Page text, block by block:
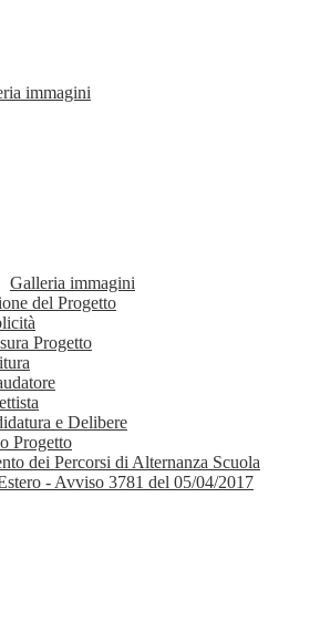
immagini
Galleria immagini
del Progetto
Progetto
e Delibere
Progetto
dei Percorsi di Alternanza Scuola
- Avviso 3781 del 05/04/2017